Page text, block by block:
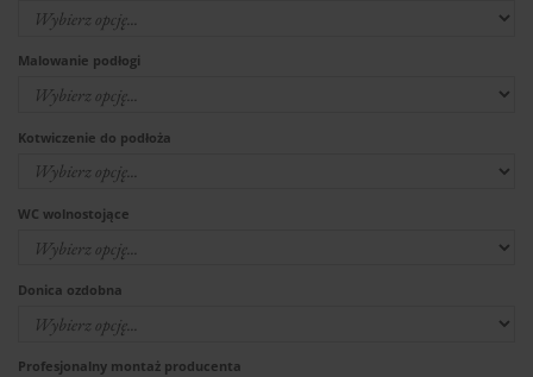
Malowanie podłogi
Kotwiczenie do podłoża
WC wolnostojące
Donica ozdobna
Profesjonalny montaż producenta